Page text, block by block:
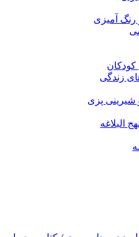
آمیزی
زندگی
شیرینی پزی
البلاغه